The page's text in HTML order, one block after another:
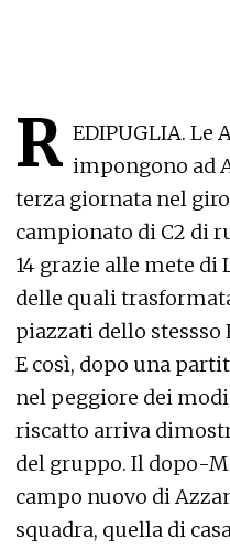
R EDIPUGLIA. Le
impongono ad
terza giornata nel
campionato di C2 di
14 grazie alle mete
delle quali
piazzati dello stessso
E così, dopo una
nel peggiore dei
riscatto arriva
del gruppo. Il dopo-
campo nuovo di
squadra, quella di